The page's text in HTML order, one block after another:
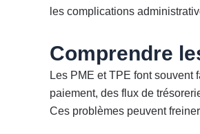
les complications
Comprendre
Les PME et TPE font souvent
paiement, des flux de
Ces problèmes peuvent